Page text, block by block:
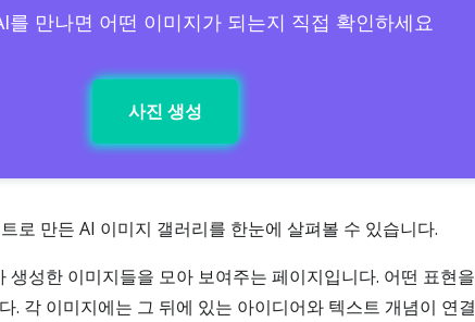
를 만나면 어떤 이미지가 되는지 직접 확인하세요
사진 생성
로 만든 AI 이미지 갤러리를 한눈에 살펴볼 수 있습니다.
성한 이미지들을 모아 보여주는 페이지입니다. 어떤 표현
각 이미지에는 그 뒤에 있는 아이디어와 텍스트 개념이 연